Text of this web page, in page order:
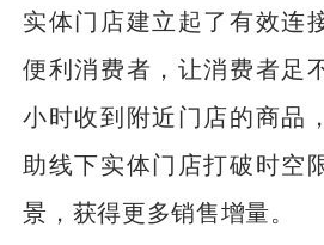
实体门店建立起了有效连
便利消费者，让消费者足
小时收到附近门店的商品
助线下实体门店打破时空
景，获得更多销售增量。